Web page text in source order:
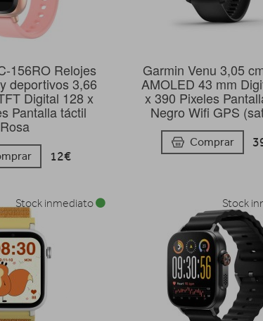
156RO Relojes
deportivos 3,66
Digital 128 x
Pantalla táctil
Rosa
12€
Garmin Venu 3,05
AMOLED 43 mm
x 390 Pixeles
Negro Wifi GPS
Comprar
Stock inmediato Stock